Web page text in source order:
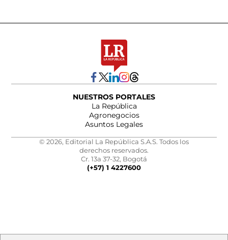
NUESTROS PORTALES
La República
Agronegocios
Asuntos Legales
© 2026, Editorial La República S.A.S. Todos los
derechos reservados.
Cr. 13a 37-32, Bogotá
(+57) 1 4227600